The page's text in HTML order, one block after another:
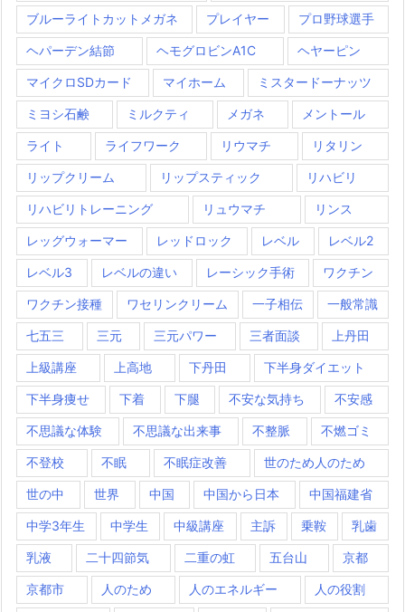
ブルーライトカットメガネ プレイヤー プロ野球選手
ヘパーデン結節 ヘモグロビンA1C ヘヤーピン
マイクロSDカード マイホーム ミスタードーナッツ
ミヨシ石鹸 ミルクティ メガネ メントール
ライト ライフワーク リウマチ リタリン
リップクリーム リップスティック リハビリ
リハビリトレーニング リュウマチ リンス
レッグウォーマー レッドロック レベル レベル2
レベル3 レベルの違い レーシック手術 ワクチン
ワクチン接種 ワセリンクリーム 一子相伝 一般常識
七五三 三元 三元パワー 三者面談 上丹田
上級講座 上高地 下丹田 下半身ダイエット
下半身痩せ 下着 下腿 不安な気持ち 不安感
不思議な体験 不思議な出来事 不整脈 不燃ゴミ
不登校 不眠 不眠症改善 世のため人のため
世の中 世界 中国 中国から日本 中国福建省
中学3年生 中学生 中級講座 主訴 乗鞍 乳歯
乳液 二十四節気 二重の虹 五台山 京都
京都市 人のため 人のエネルギー 人の役割